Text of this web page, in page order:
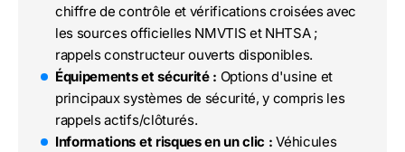
chiffre de contrôle et vérifications croisées avec
les sources officielles NMVTIS et NHTSA ;
rappels constructeur ouverts disponibles.
Équipements et sécurité : Options d'usine et
principaux systèmes de sécurité, y compris les
rappels actifs/clôturés.
Informations et risques en un clic : Véhicules